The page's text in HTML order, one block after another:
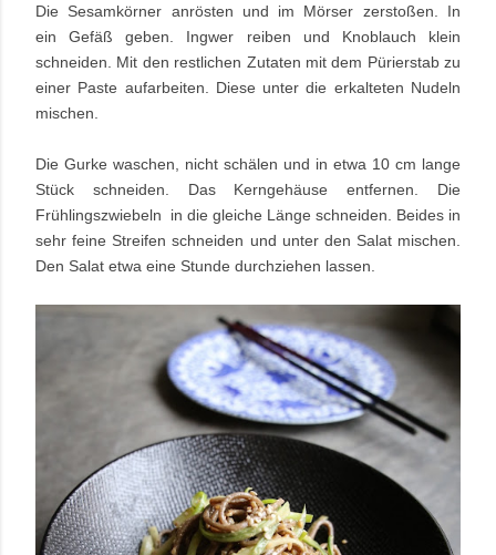
Die Sesamkörner anrösten und im Mörser zerstoßen. In
ein Gefäß geben. Ingwer reiben und Knoblauch klein
schneiden. Mit den restlichen Zutaten mit dem Pürierstab zu
einer Paste aufarbeiten. Diese unter die erkalteten Nudeln
mischen.
Die Gurke waschen, nicht schälen und in etwa 10 cm lange
Stück schneiden. Das Kerngehäuse entfernen. Die
Frühlingszwiebeln in die gleiche Länge schneiden. Beides in
sehr feine Streifen schneiden und unter den Salat mischen.
Den Salat etwa eine Stunde durchziehen lassen.